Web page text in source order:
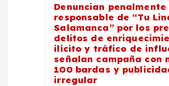
Denuncian
responsable de “Tu
Salamanca” por los
delitos de
ilícito y tráfico de
señalan campaña con
100 bardas y
irregular